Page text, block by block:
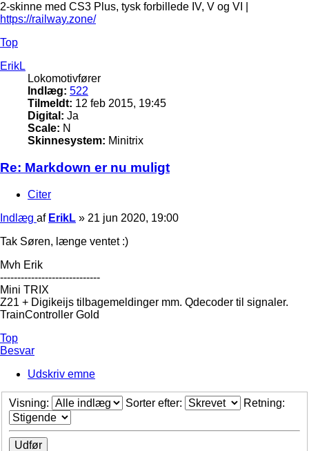
2-skinne med CS3 Plus, tysk forbillede IV, V og VI |
https://railway.zone/
Top
ErikL
Lokomotivfører
Indlæg: 522
Tilmeldt: 12 feb 2015, 19:45
Digital: Ja
Scale: N
Skinnesystem: Minitrix
Re: Markdown er nu muligt
Citer
Indlæg af ErikL » 21 jun 2020, 19:00
Tak Søren, længe ventet :)
Mvh Erik
-----------------------------
Mini TRIX
Z21 + Digikeijs tilbagemeldinger mm. Qdecoder til signaler.
TrainController Gold
Top
Besvar
Udskriv emne
Visning: Sorter efter: Retning: